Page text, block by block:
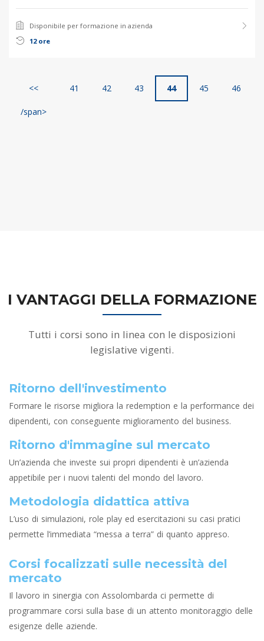
Disponibile per formazione in azienda
12 ore
<<
/span>
41 42 43 44 45 46
I VANTAGGI DELLA FORMAZIONE
Tutti i corsi sono in linea con le disposizioni
legislative vigenti.
Ritorno dell'investimento
Formare le risorse migliora la redemption e la performance dei
dipendenti, con conseguente miglioramento del business.
Ritorno d'immagine sul mercato
Un’azienda che investe sui propri dipendenti è un’azienda
appetibile per i nuovi talenti del mondo del lavoro.
Metodologia didattica attiva
L’uso di simulazioni, role play ed esercitazioni su casi pratici
permette l’immediata “messa a terra” di quanto appreso.
Corsi focalizzati sulle necessità del
mercato
Il lavoro in sinergia con Assolombarda ci permette di
programmare corsi sulla base di un attento monitoraggio delle
esigenze delle aziende.